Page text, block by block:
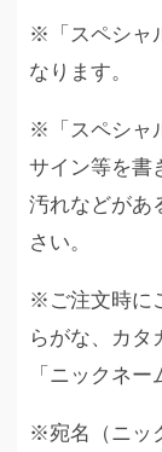
※「スペシャ
なります。
※「スペシャ
サイン等を書
汚れなどがあ
さい。
※ご注文時に
らがな、カタ
「ニックネ
※宛名（ニッ